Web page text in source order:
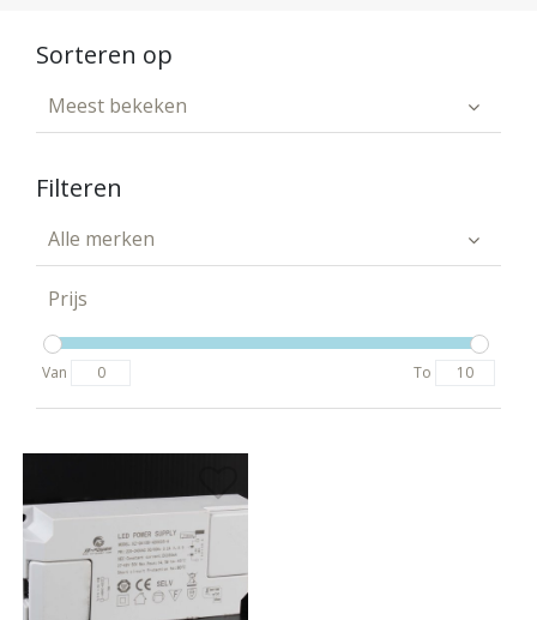
Sorteren op
Meest bekeken
Filteren
Alle merken
Prijs
Van To